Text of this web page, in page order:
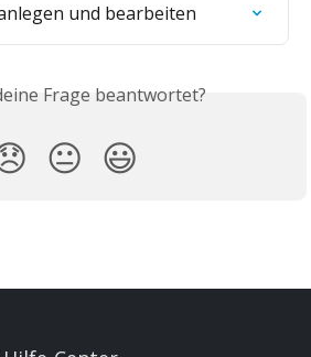
und bearbeiten
Frage beantwortet?
😐 😃